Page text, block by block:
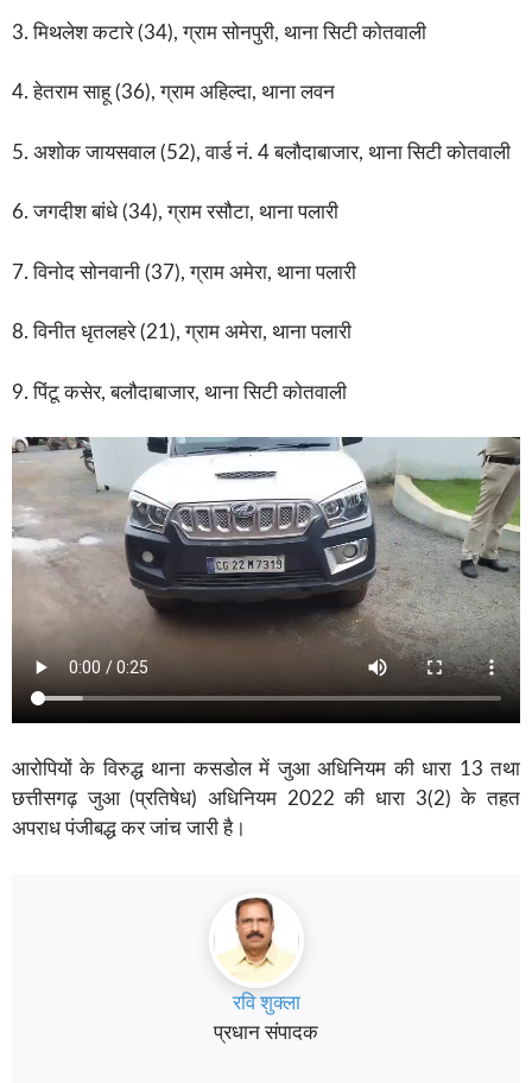
3. मिथलेश कटारे (34), ग्राम सोनपुरी, थाना सिटी कोतवाली
4. हेतराम साहू (36), ग्राम अहिल्दा, थाना लवन
5. अशोक जायसवाल (52), वार्ड नं. 4 बलौदाबाजार, थाना सिटी कोतवाली
6. जगदीश बांधे (34), ग्राम रसौटा, थाना पलारी
7. विनोद सोनवानी (37), ग्राम अमेरा, थाना पलारी
8. विनीत धृतलहरे (21), ग्राम अमेरा, थाना पलारी
9. पिंटू कसेर, बलौदाबाजार, थाना सिटी कोतवाली
आरोपियों के विरुद्ध थाना कसडोल में जुआ अधिनियम की धारा 13 तथा
छत्तीसगढ़ जुआ (प्रतिषेध) अधिनियम 2022 की धारा 3(2) के तहत
अपराध पंजीबद्ध कर जांच जारी है।
रवि शुक्ला
प्रधान संपादक